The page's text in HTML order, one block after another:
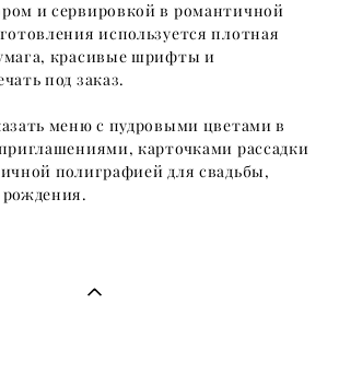
и сервировкой в романтичной
используется плотная
красивые шрифты и
под заказ.
меню с пудровыми цветами в
карточками рассадки
полиграфией для свадьбы,